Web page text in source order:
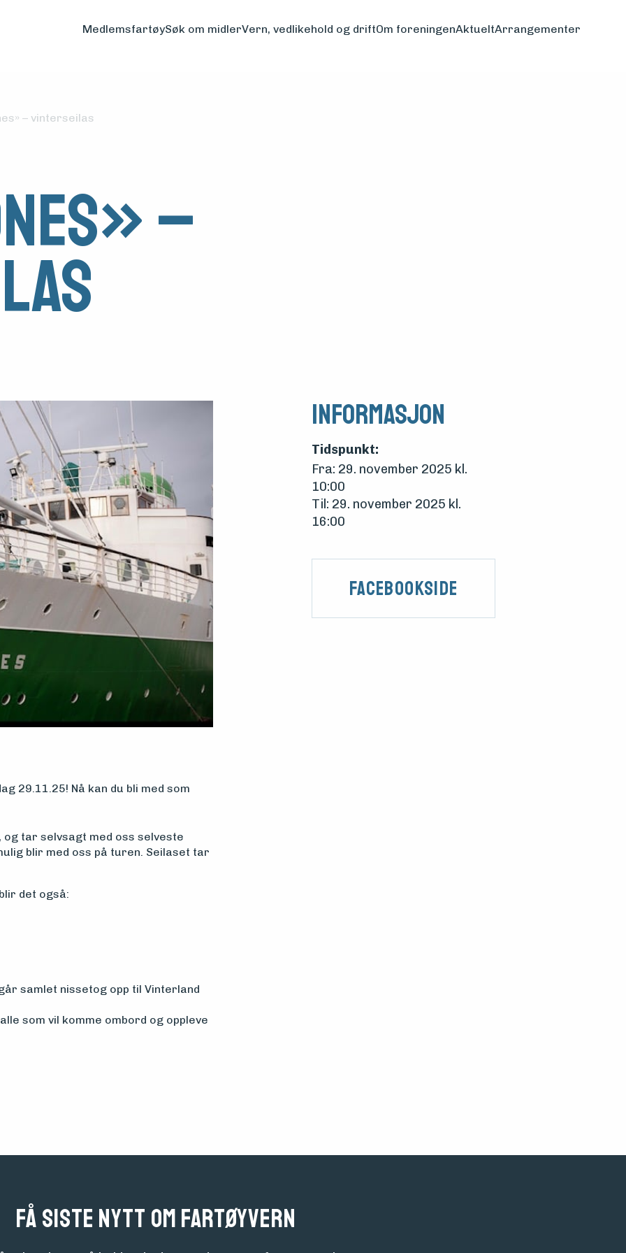
MedlemsfartøySøk om midlerVern, vedlikehold og driftOm foreningenAktueltArrangementer
– vinterseilas
–
29.11.25! Nå kan du bli med som
og tar selvsagt med oss selveste
blir med oss på turen. Seilaset tar
det også:
samlet nissetog opp til Vinterland
som vil komme ombord og oppleve
Informasjon
Tidspunkt:
Fra: 29. november 2025 kl.
10:00
Til: 29. november 2025 kl.
16:00
Facebookside
Få siste nytt om fartøyvern